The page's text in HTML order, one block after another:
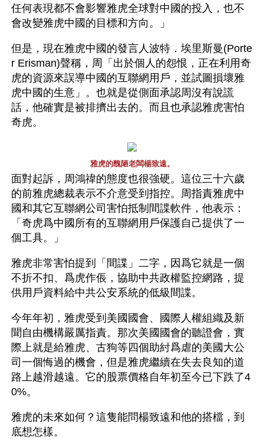
任何表現都不會影響雅虎全球對中國的投入，也不
會改變雅虎中國的目標和方向。」
但是，現在雅虎中國的發言人波特．埃里斯曼(Porte
r Erisman)聲稱，周「出於個人的怨恨，正在利用奇
虎的資源來誤導中國的互聯網用戶，並試圖損壞雅
虎中國的生意」。也就是從側面承認周沒有說謊
話，他確實是被排擠出去的。而且也承認雅虎害怕
奇虎。
雅虎的醜陋老闆楊致遠。
面對起訴，周鴻禕的態度也很強硬。這位三十六歲
的前雅虎總裁表示不介意受到指控。周指責雅虎中
國和其它互聯網公司害怕抵制間諜軟件，他表示：
「奇虎爲中國所有的互聯網用戶保護自己提供了一
個工具。」
雅虎非常害怕提到「間諜」二字，因爲它就是一個
不折不扣、爲虎作倀，協助中共政權監控網路，提
供用戶資料給中共公安系統的低級間諜。
今年年初，雅虎受到美國國會、國際人權組織及新
聞自由機構嚴厲指責。那次美國國會的聽證會，實
際上就是給雅虎、古狗等四個助紂爲虐的美國大公
司一個悔過的機會，但是雅虎繼續在失去良知的道
路上越滑越遠。它的股票價格自年初至今已下跌了4
0%。
雅虎的未來如何？這隻能問楊致遠和他的搭檔，到
底想怎樣。